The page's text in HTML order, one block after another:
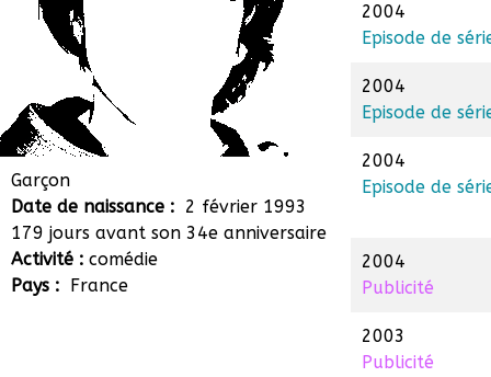
Alexys Krol
Garçon
Date de naissance : 2 février 1993
179 jours avant son 34e anniversaire
Activité : comédie
Pays : France
2004
Episode de
2004
Episode de
2004
Episode de
2004
Publicité
2003
Publicité